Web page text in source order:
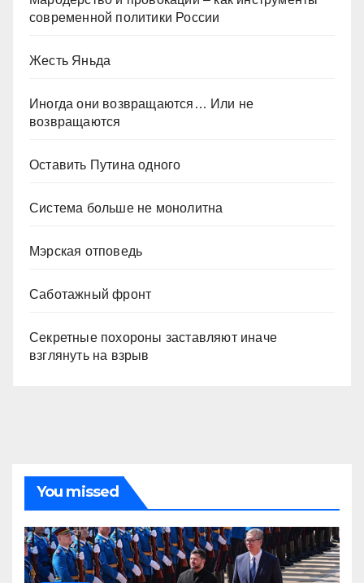
современной политики России
Жесть Яньда
Иногда они возвращаются… Или не
возвращаются
Оставить Путина одного
Система больше не монолитна
Мэрская отповедь
Саботажный фронт
Секретные похороны заставляют иначе
взглянуть на взрыв
You missed